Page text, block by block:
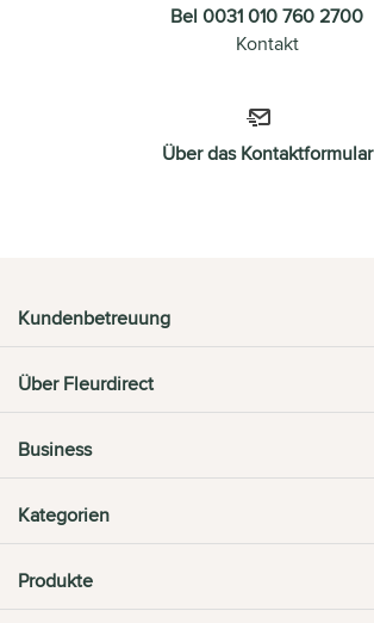
Bel 0031 010 760 2700
Kontakt
Über das Kontaktformular
Kundenbetreuung
Über Fleurdirect
Business
Kategorien
Produkte